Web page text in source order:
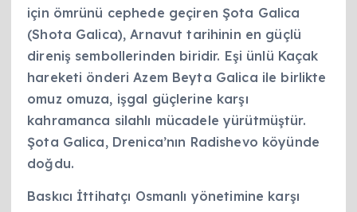
için ömrünü cephede geçiren Şota Galica
(Shota Galica), Arnavut tarihinin en güçlü
direniş sembollerinden biridir. Eşi ünlü Kaçak
hareketi önderi Azem Beyta Galica ile birlikte
omuz omuza, işgal güçlerine karşı
kahramanca silahlı mücadele yürütmüştür.
Şota Galica, Drenica’nın Radishevo köyünde
doğdu.
Baskıcı İttihatçı Osmanlı yönetimine karşı